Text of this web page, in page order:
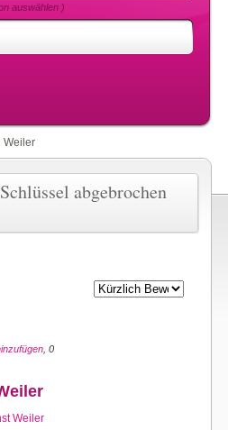
auswählen )
Weiler
abgebrochen
, 0
Weiler